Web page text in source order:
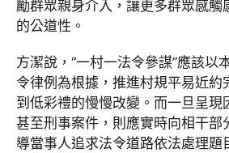
勵群眾親身介入，讓更多群眾感觸
的公道性。
方潔說，“一村一法令參謀”應該以
令律例為根據，推進村規平易近約
到低彩禮的慢慢改變。而一旦呈現
甚至刑事案件，則應實時向相干部
導當事人追求法令道路依法處理題